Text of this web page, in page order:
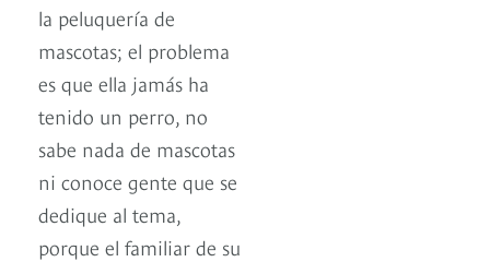
la peluquería de
mascotas; el problema
es que ella jamás ha
tenido un perro, no
sabe nada de mascotas
ni conoce gente que se
dedique al tema,
porque el familiar de su